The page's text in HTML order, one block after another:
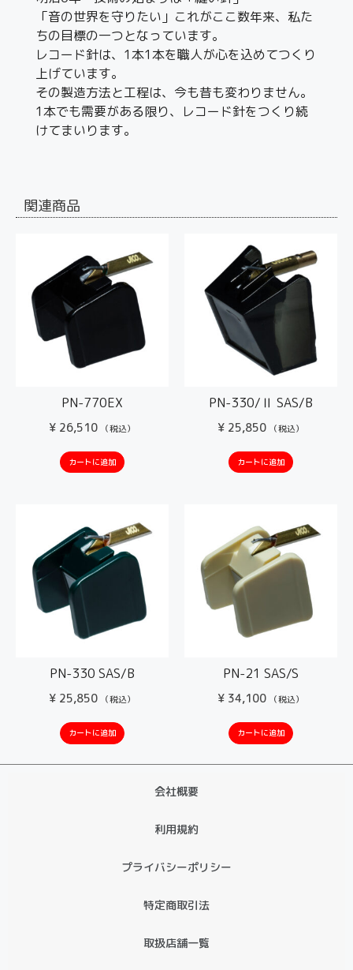
「音の世界を守りたい」これがここ数年来、私た
ちの目標の一つとなっています。
レコード針は、1本1本を職人が心を込めてつくり
上げています。
その製造方法と工程は、今も昔も変わりません。
1本でも需要がある限り、レコード針をつくり続
けてまいります。
関連商品
PN-770EX
¥ 26,510 （税込）
カートに追加
PN-330/Ⅱ SAS/B
¥ 25,850 （税込）
カートに追加
PN-330 SAS/B
¥ 25,850 （税込）
カートに追加
PN-21 SAS/S
¥ 34,100 （税込）
カートに追加
会社概要
利用規約
プライバシーポリシー
特定商取引法
取扱店舗一覧